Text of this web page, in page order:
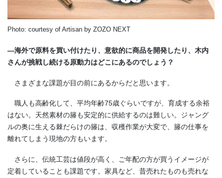
Photo: courtesy of Artisan by ZOZO NEXT
―海外で原料を買い付けたり、意欲的に商品を開発したり、木内
さんが挑戦し続ける原動力はどこにあるのでしょう？
さまざまな課題が目の前にあるからだと思います。
職人も高齢化して、平均年齢75歳ぐらいですが、育成する余裕
はない。天然素材の籐も安定的に供給するのは難しい。ジャング
ルの奥に生える棘だらけの籐は、収穫作業が大変で、籐の仕事を
離れてしまう現地の方もいます。
さらに、伝統工芸は値段が高く、ご年配の方が買うイメージが
定着していることも課題です。家具など、昔売れたものも売れな